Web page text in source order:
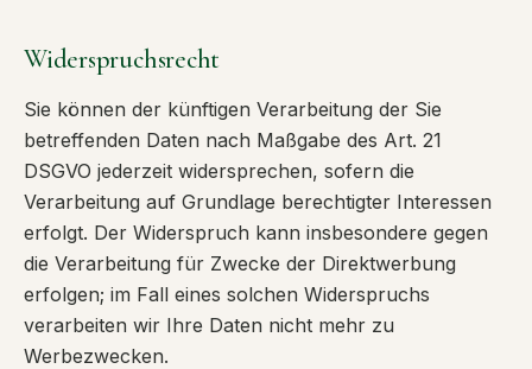
Widerspruchsrecht
Sie können der künftigen Verarbeitung der Sie
betreffenden Daten nach Maßgabe des Art. 21
DSGVO jederzeit widersprechen, sofern die
Verarbeitung auf Grundlage berechtigter Interessen
erfolgt. Der Widerspruch kann insbesondere gegen
die Verarbeitung für Zwecke der Direktwerbung
erfolgen; im Fall eines solchen Widerspruchs
verarbeiten wir Ihre Daten nicht mehr zu
Werbezwecken.